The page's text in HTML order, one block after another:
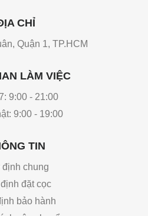
CHỈ
Quận 1, TP.HCM
LÀM VIỆC
9:00 - 21:00
9:00 - 19:00
TIN
định chung
đặt cọc
bảo hành